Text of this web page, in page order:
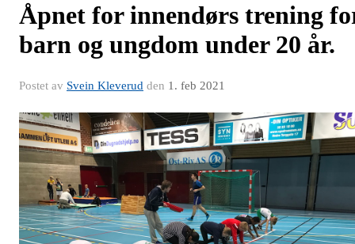
Åpnet for innendørs trening
barn og ungdom under 20 år.
Postet av Svein Kleverud den 1. feb 2021